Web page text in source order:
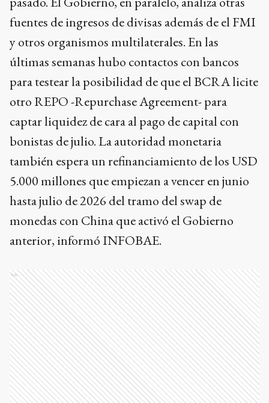
fuentes de ingresos de divisas además de el FMI
y otros organismos multilaterales. En las
últimas semanas hubo contactos con bancos
para testear la posibilidad de que el BCRA licite
otro REPO -Repurchase Agreement- para
captar liquidez de cara al pago de capital con
bonistas de julio. La autoridad monetaria
también espera un refinanciamiento de los USD
5.000 millones que empiezan a vencer en junio
hasta julio de 2026 del tramo del swap de
monedas con China que activó el Gobierno
anterior, informó INFOBAE.
Ads